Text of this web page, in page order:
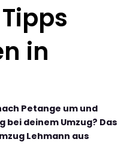
in
Petange um und
deinem Umzug? Das
Lehmann aus